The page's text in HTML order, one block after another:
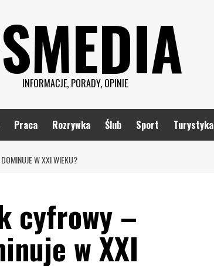
INFORMACJE, PORADY, OPINIE
Praca Rozrywka Ślub Sport Turystyka
W XXI WIEKU?
cyfrowy –
w XXI